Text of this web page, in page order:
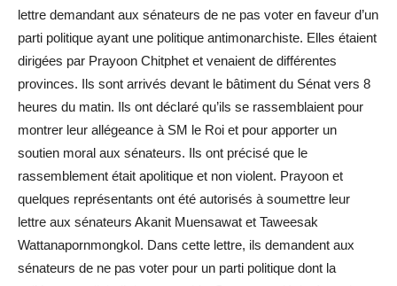
lettre demandant aux sénateurs de ne pas voter en faveur d’un
parti politique ayant une politique antimonarchiste. Elles étaient
dirigées par Prayoon Chitphet et venaient de différentes
provinces. Ils sont arrivés devant le bâtiment du Sénat vers 8
heures du matin. Ils ont déclaré qu’ils se rassemblaient pour
montrer leur allégeance à SM le Roi et pour apporter un
soutien moral aux sénateurs. Ils ont précisé que le
rassemblement était apolitique et non violent. Prayoon et
quelques représentants ont été autorisés à soumettre leur
lettre aux sénateurs Akanit Muensawat et Taweesak
Wattanapornmongkol. Dans cette lettre, ils demandent aux
sénateurs de ne pas voter pour un parti politique dont la